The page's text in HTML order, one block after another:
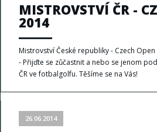
MISTROVSTVÍ ČR -
2014
Mistrovství České republiky - Czech
- Přijďte se zůčastnit a nebo se jenom
ČR ve fotbalgolfu. Těšíme se na Vás!
26.06.2014